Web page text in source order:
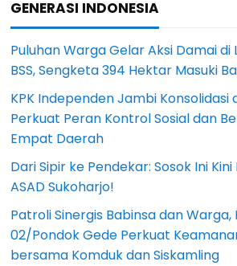
GENERASI INDONESIA
Puluhan Warga Gelar Aksi Damai di
BSS, Sengketa 394 Hektar Masuki
KPK Independen Jambi Konsolidasi
Perkuat Peran Kontrol Sosial dan
Empat Daerah
Dari Sipir ke Pendekar: Sosok Ini Kini
ASAD Sukoharjo!
Patroli Sinergis Babinsa dan Warga,
02/Pondok Gede Perkuat
bersama Komduk dan Siskamling